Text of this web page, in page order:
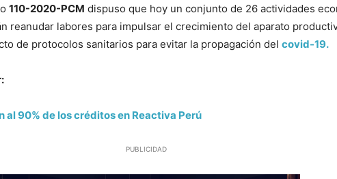
110-2020-PCM dispuso que hoy un conjunto de 26 actividades
reanudar labores para impulsar el crecimiento del aparato
de protocolos sanitarios para evitar la propagación del covid-19.
al 90% de los créditos en Reactiva Perú
PUBLICIDAD